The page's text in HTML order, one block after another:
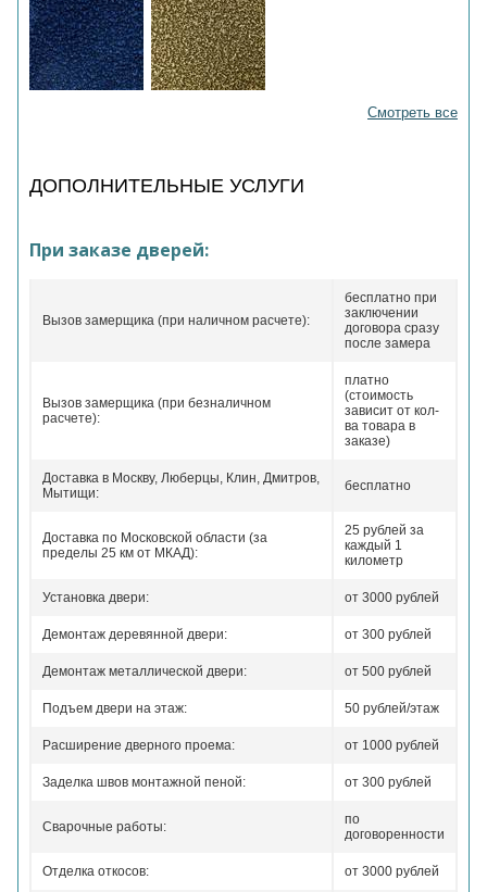
Смотреть все
ДОПОЛНИТЕЛЬНЫЕ УСЛУГИ
При заказе дверей:
Вызов замерщика (при наличном расчете):
бесплатно при
заключении
договора сразу
после замера
Вызов замерщика (при безналичном
расчете):
платно
(стоимость
зависит от кол-
ва товара в
заказе)
Доставка в Москву, Люберцы, Клин, Дмитров,
Мытищи:
бесплатно
Доставка по Московской области (за
пределы 25 км от МКАД):
25 рублей за
каждый 1
километр
Установка двери: от 3000 рублей
Демонтаж деревянной двери: от 300 рублей
Демонтаж металлической двери: от 500 рублей
Подъем двери на этаж: 50 рублей/этаж
Расширение дверного проема: от 1000 рублей
Заделка швов монтажной пеной: от 300 рублей
Сварочные работы:
по
договоренности
Отделка откосов: от 3000 рублей